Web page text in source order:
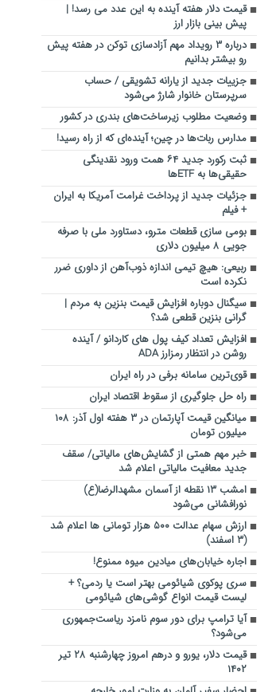
قیمت دلار هفته آینده به این عدد می رسد! |
پیش بینی بازار ارز
درباره ۳ رویداد مهم آزادسازی توکن در هفته پیش
رو بیشتر بدانیم
جزییات جدید از یارانه تشویقی / حساب
سرپرستان خانوار شارژ می‌شود
وضعیت مطلوب زیرساخت‌های بندری در کشور
مدارس ربات‌ها در چین؛ آینده‌ای که از راه رسید!
ثبت رکورد جدید ۶۴ همت ورود نقدینگی
حقیقی‌ها به ETFها
جزئیات جدید از پرداخت غرامت آمریکا به ایران
+ فیلم
بومی سازی قطعات مترو، دستاورد ملی با صرفه
جویی ۸ میلیون دلاری
ربیعی: هیچ تیمی اندازه ذوب‌آهن از داوری ضرر
نکرده است
سیگنال دوباره افزایش قیمت بنزین به مردم |
گرانی بنزین قطعی شد؟
افزایش تعداد کیف پول های کاردانو / آینده
روشن در انتظار رمزارز ADA
قوی‌ترین سامانۀ برفی در راه ایران
راه حل جلوگیری از سقوط اقتصاد ایران
میانگین قیمت آپارتمان در ۳ هفته اول آذر: ۱۰۸
میلیون تومان
خبر مهم همتی از گشایش‌های مالیاتی/ سقف
جدید معافیت مالیاتی اعلام شد
امشب ۱۳ نقطه از آسمان مشهدالرضا(ع)
نورافشانی می‌شود
ارزش سهام عدالت ۵۰۰ هزار تومانی ها اعلام شد
(۳ اسفند)
اجاره خیابان‌های میادین میوه ممنوع!
سری پوکوی شیائومی بهتر است یا ردمی؟ +
لیست قیمت انواع گوشی‌های شیائومی
آیا ترامپ برای دور سوم نامزد ریاست‌جمهوری
می‌شود؟
قیمت دلار، یورو و درهم امروز چهارشنبه ۲۸ تیر
۱۴۰۲